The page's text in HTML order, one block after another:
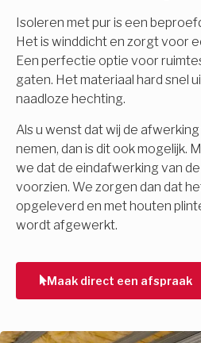
Isoleren met pur is een
Het is winddicht en zorgt voor
Een perfectie optie voor
gaten. Het materiaal hard snel
naadloze hechting.
Als u wenst dat wij de
nemen, dan is dit ook mogelijk.
we dat de eindafwerking van
voorzien. We zorgen dan dat
opgeleverd en met houten
wordt afgewerkt.
Maak direct een afspraak